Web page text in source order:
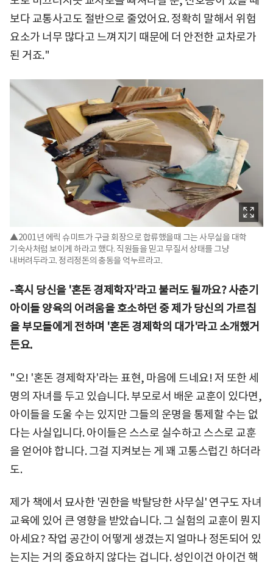
보다 교통사고도 절반으로 줄었어요. 정확히 말해서 위험
요소가 너무 많다고 느껴지기 때문에 더 안전한 교차로가
된 거죠."
▲2001년 에릭 슈미트가 구글 회장으로 합류했을때 그는 사무실을 대학
기숙사처럼 보이게 하라고 했다. 직원들을 믿고 무질서 상태를 그냥
내버려두라고. 정리정돈의 충동을 억누르라고.
-혹시 당신을 '혼돈 경제학자'라고 불러도 될까요? 사춘기
아이들 양육의 어려움을 호소하던 중 제가 당신의 가르침
을 부모들에게 전하며 '혼돈 경제학의 대가'라고 소개했거
든요.
"오! '혼돈 경제학자'라는 표현, 마음에 드네요! 저 또한 세
명의 자녀를 두고 있습니다. 부모로서 배운 교훈이 있다면,
아이들을 도울 수는 있지만 그들의 운명을 통제할 수는 없
다는 사실입니다. 아이들은 스스로 실수하고 스스로 교훈
을 얻어야 합니다. 그걸 지켜보는 게 꽤 고통스럽긴 하더라
도.
제가 책에서 묘사한 '권한을 박탈당한 사무실' 연구도 자녀
교육에 있어 큰 영향을 받았습니다. 그 실험의 교훈이 뭔지
아세요? 작업 공간이 어떻게 생겼는지 얼마나 정돈되어 있
는지는 거의 중요하지 않다는 겁니다. 성인이건 아이건 핵